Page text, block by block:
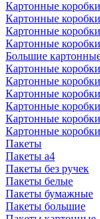
Картонные
Картонные
Картонные
Картонные
Большие
Картонные
Картонные
Картонные
Картонные
Картонные
Картонные
Пакеты
Пакеты а4
Пакеты без ручек
Пакеты белые
Пакеты бумажные
Пакеты большие